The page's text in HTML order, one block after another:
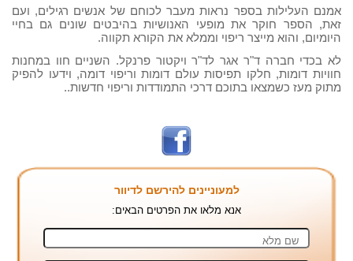
אמנם העלילות בספר נראות מעבר לכוחם של אנשים רגילים, ועם
זאת, הספר חוקר את מופעי האנושיות בהיבטים שונים גם בחיי
היומיום, והוא מייצר ריפוי וממלא את הקורא תקווה.
לא בכדי חברה ד"ר אגר לד"ר ויקטור פרנקל. השניים חוו במחנות
חוויות דומות, חלקו תפיסות עולם דומות וריפוי דומה, וידעו להפיק
מתוק מעז כשמצאו בתוכם דרכי התמודדות וריפוי חדשות..
למעוניינים להירשם לדיוור
אנא מלאו את הפרטים הבאים: